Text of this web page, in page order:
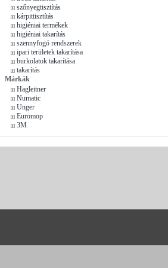
szőnyegtisztítás
kárpittisztítás
higiéniai termékek
higiéniai takarítás
szennyfogó rendszerek
ipari területek takarítása
burkolatok takarítása
takarítás
Márkák
Hagleitner
Numatic
Unger
Euromop
3M